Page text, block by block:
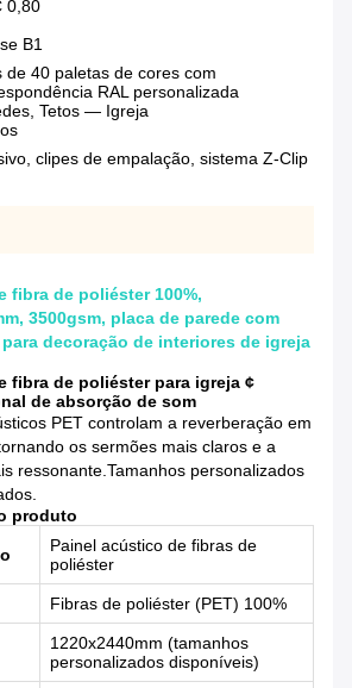
0,80
B1
de 40 paletas de cores com
RAL personalizada
Tetos — Igreja
clipes de empalação, sistema Z-Clip
fibra de poliéster 100%,
3500gsm, placa de parede com
decoração de interiores de igreja
fibra de poliéster para igreja ¢
de absorção de som
PET controlam a reverberação em
os sermões mais claros e a
ressonante.Tamanhos personalizados
produto
Painel acústico de fibras de
poliéster
Fibras de poliéster (PET) 100%
1220x2440mm (tamanhos
personalizados disponíveis)